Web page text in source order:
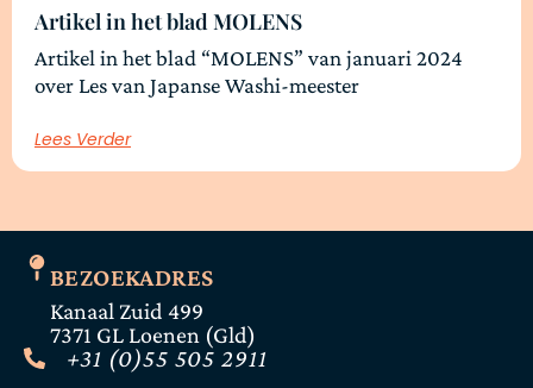
Artikel in het blad MOLENS
Artikel in het blad “MOLENS” van januari 2024
over Les van Japanse Washi-meester
Lees Verder
BEZOEKADRES
Kanaal Zuid 499
7371 GL Loenen (Gld)
+31 (0)55 505 2911